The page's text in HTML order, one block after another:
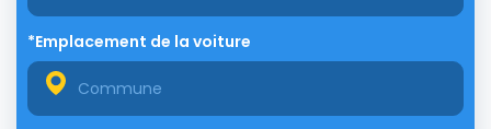
*Emplacement de la voiture